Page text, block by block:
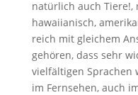
natürlich auch Tiere!,
hawaiianisch,
reich mit gleichem
gehören, dass sehr
vielfältigen Sprachen
im Fernsehen, auch